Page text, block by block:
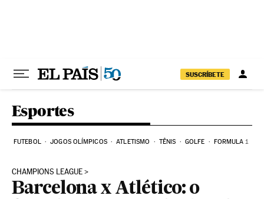
SUSCRÍBETE
Esportes
FUTEBOL JOGOS OLÍMPICOS ATLETISMO TÊNIS GOLFE FORMULA 1
CHAMPIONS LEAGUE
Barcelona x Atlético: o